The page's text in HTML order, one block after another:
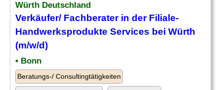
Würth Deutschland
Verkäufer/ Fachberater in der Filiale-
Handwerksprodukte Services bei Würth
(m/w/d)
• Bonn
Beratungs-/ Consultingtätigkeiten